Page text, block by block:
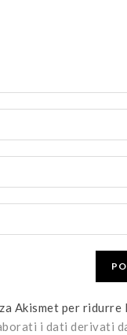
Akismet per ridurre
i dati derivati